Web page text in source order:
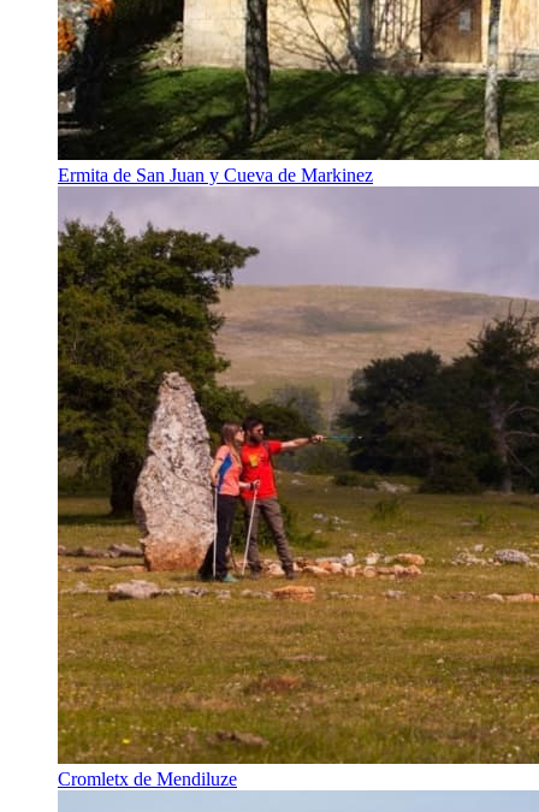
Ermita de San Juan y Cueva de Markinez
Cromletx de Mendiluze